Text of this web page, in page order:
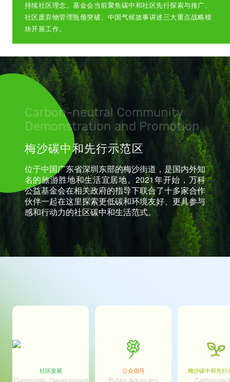
持续社区理念。基金会当前聚焦碳中和社区先行探索与推广、
社区废弃物管理瓶颈突破、中国气候故事讲述三大重点战略模
块开展工作。
Carbon-neutral Community
Demonstration and Promotion
梅沙碳中和先行示范区
位于中国广东省深圳东部的梅沙街道，是国内外知
名的旅游胜地和生活宜居地。2021年开始，万科
公益基金会在相关政府的指导下联合了十多家合作
伙伴一起在这里探索更低碳和环境友好、更具参与
感和行动力的社区碳中和生活范式。
社区发展 公众倡导 梅沙碳中和先行